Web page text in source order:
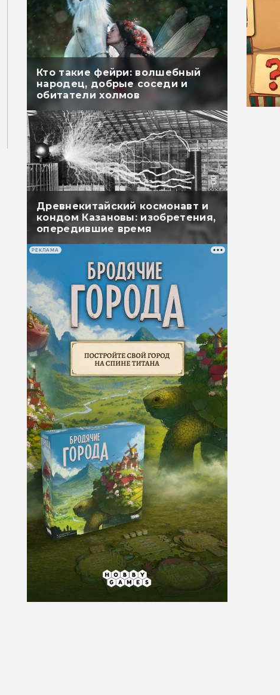
Кто такие фейри: волшебный
народец, добрые соседи и
обитатели холмов
Древнекитайский космонавт и
кондом Казановы: изобретения,
опередившие время
РЕКЛАМА